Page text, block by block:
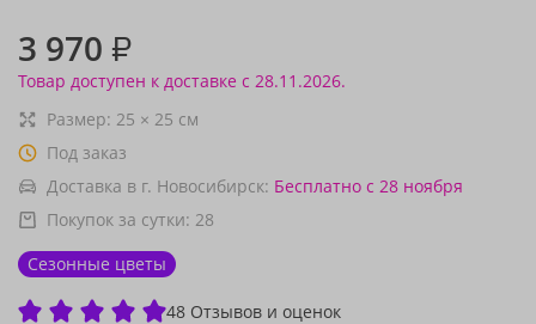
3 970 ₽
Товар доступен к доставке с 28.11.2026.
Размер: 25 × 25 см
Под заказ
Доставка в г. Новосибирск: Бесплатно с 28 ноября
Покупок за сутки: 28
Сезонные цветы
48 Отзывов и оценок